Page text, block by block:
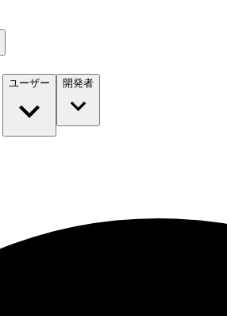
ユーザー 開発者​